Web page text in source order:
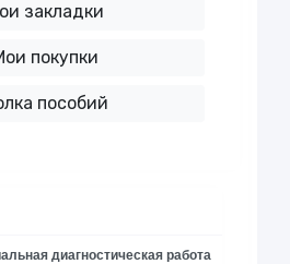
закладки
покупки
пособий
диагностическая работа